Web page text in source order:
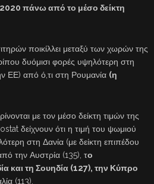
πάνω από το μέσο δείκτη
ποικίλλει μεταξύ των χωρών της
δυόμισι φορές υψηλότερη στη
ΕΕ) από ό,τι στη Ρουμανία (η
με τον μέσο δείκτη τιμών της
δείχνουν ότι η τιμή του ψωμιού
στη Δανία (με δείκτη επιπέδου
την Αυστρία (135), το
και τη Σουηδία (127), την Κύπρο
(113).